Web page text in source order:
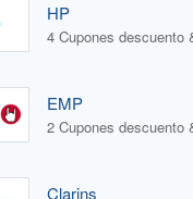
HP
EMP
Clarins